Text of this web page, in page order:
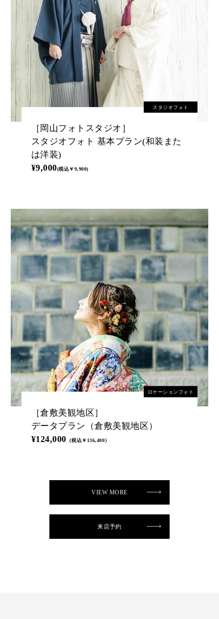
［岡山フォトスタジオ］
スタジオフォト 基本プラン(和装また
は洋装)
¥9,000(税込￥9,900)
スタジオフォト
［倉敷美観地区］
データプラン（倉敷美観地区）
¥124,000 （税込￥136,400）
ロケーションフォト
VIEW MORE
来店予約